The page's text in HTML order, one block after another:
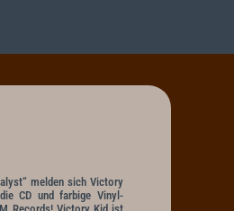
melden sich Victory
CD und farbige Vinyl-